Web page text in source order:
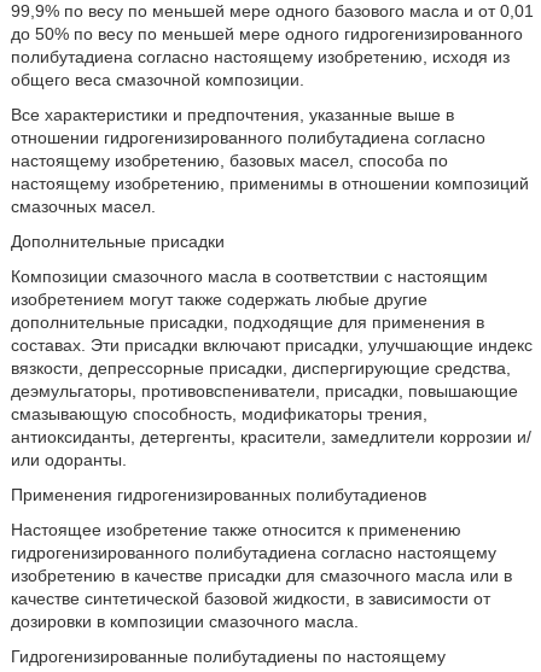
99,9% по весу по меньшей мере одного базового масла и от 0,01
до 50% по весу по меньшей мере одного гидрогенизированного
полибутадиена согласно настоящему изобретению, исходя из
общего веса смазочной композиции.
Все характеристики и предпочтения, указанные выше в
отношении гидрогенизированного полибутадиена согласно
настоящему изобретению, базовых масел, способа по
настоящему изобретению, применимы в отношении композиций
смазочных масел.
Дополнительные присадки
Композиции смазочного масла в соответствии с настоящим
изобретением могут также содержать любые другие
дополнительные присадки, подходящие для применения в
составах. Эти присадки включают присадки, улучшающие индекс
вязкости, депрессорные присадки, диспергирующие средства,
деэмульгаторы, противовспениватели, присадки, повышающие
смазывающую способность, модификаторы трения,
антиоксиданты, детергенты, красители, замедлители коррозии и/
или одоранты.
Применения гидрогенизированных полибутадиенов
Настоящее изобретение также относится к применению
гидрогенизированного полибутадиена согласно настоящему
изобретению в качестве присадки для смазочного масла или в
качестве синтетической базовой жидкости, в зависимости от
дозировки в композиции смазочного масла.
Гидрогенизированные полибутадиены по настоящему